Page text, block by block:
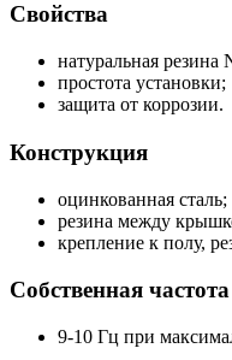
Свойства
натуральная
простота установки;
защита от коррозии.
Конструкция
оцинкованная сталь;
резина между
крепление к полу,
Собственная частота
9-10 Гц при